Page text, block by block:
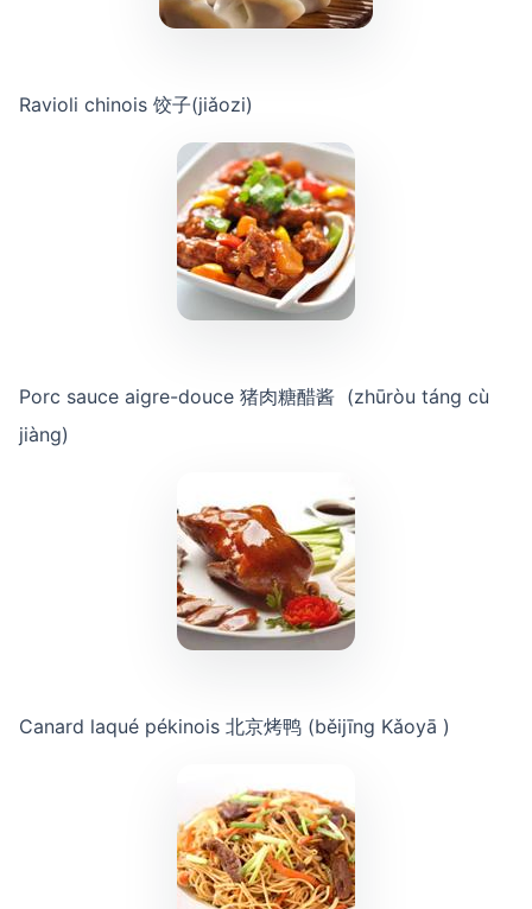
Ravioli chinois 饺子(jiǎozi)
Porc sauce aigre-douce 猪肉糖醋酱 (zhūròu táng cù
jiàng)
Canard laqué pékinois 北京烤鸭 (běijīng Kǎoyā )